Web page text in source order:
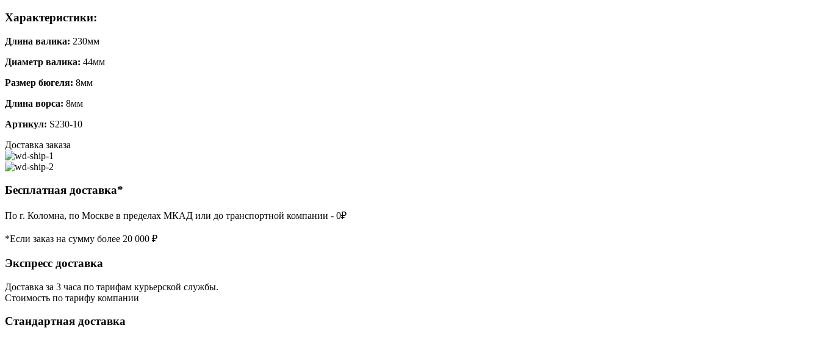
Характеристики:
Длина валика: 230мм
Диаметр валика: 44мм
Размер бюгеля: 8мм
Длина ворса: 8мм
Артикул: S230-10
Доставка заказа
Бесплатная доставка*
По г. Коломна, по Москве в пределах МКАД или до транспортной компании - 0₽
*Если заказ на сумму более 20 000 ₽
Экспресс доставка
Доставка за 3 часа по тарифам курьерской службы.
Стоимость по тарифу компании
Стандартная доставка